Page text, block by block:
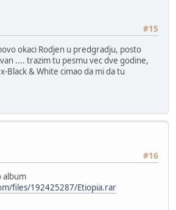
#15
okaci Rodjen u predgradju, posto
.... trazim tu pesmu vec dve godine,
Black & White cimao da mi da tu
#16
album
files/192425287/Etiopia.rar